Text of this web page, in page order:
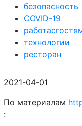
безопасность
COVID-19
технологии
ресторан
2021-04-01
По материалам
: